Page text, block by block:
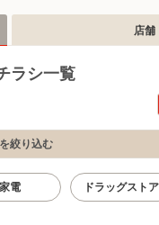
店舗
ラシ一覧
絞り込む
家電 ドラッグストア